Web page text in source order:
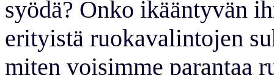
syödä? Onko ikääntyvän
erityistä ruokavalintojen
miten voisimme parantaa